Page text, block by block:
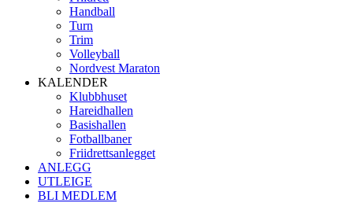
Handball
Turn
Trim
Volleyball
Nordvest Maraton
KALENDER
Klubbhuset
Hareidhallen
Basishallen
Fotballbaner
Friidrettsanlegget
ANLEGG
UTLEIGE
BLI MEDLEM